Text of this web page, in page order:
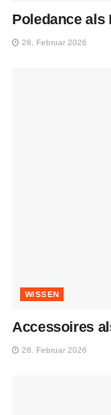
Poledance
28. Februar 2026
WISSEN
Accessoires
28. Februar 2026